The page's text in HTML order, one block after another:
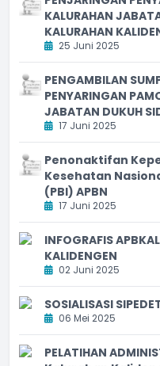
KALURAHAN
KALURAHAN
25 Juni 2025
PENGAMBILAN
PENYARINGAN
JABATAN DUKUH
17 Juni 2025
Penonaktifan
Kesehatan
(PBI) APBN
17 Juni 2025
INFOGRAFIS
KALIDENGEN
02 Juni 2025
SOSIALISASI
06 Mei 2025
PELATIHAN